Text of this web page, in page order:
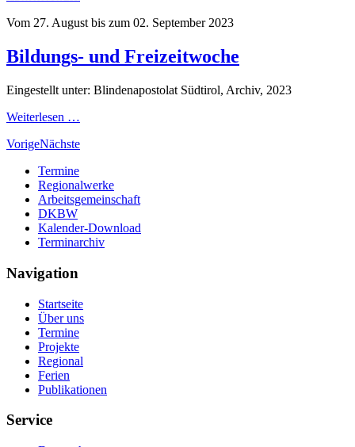
Vom 27. August bis zum 02. September 2023
Bildungs- und Freizeitwoche
Eingestellt unter: Blindenapostolat Südtirol, Archiv, 2023
Weiterlesen …
VorigeNächste
Termine
Regionalwerke
Arbeitsgemeinschaft
DKBW
Kalender-Download
Terminarchiv
Navigation
Startseite
Über uns
Termine
Projekte
Regional
Ferien
Publikationen
Service